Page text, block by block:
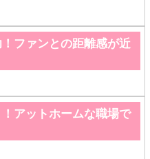
ファンとの距離感が近
アットホームな職場で